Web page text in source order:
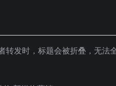
转发时，标题会被折叠，无法